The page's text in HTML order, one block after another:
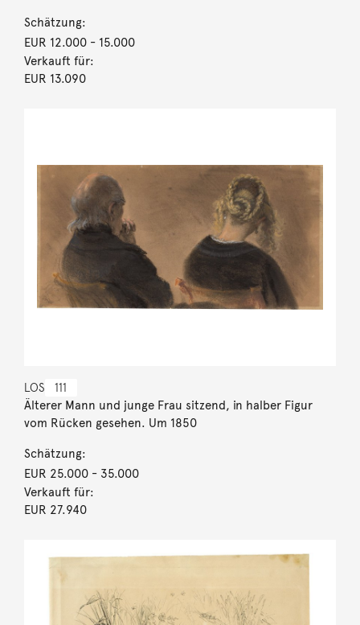
Schätzung:
EUR 12.000- 15.000
Verkauft für:
EUR 13.090
LOS 111
Älterer Mann und junge Frau sitzend, in halber Figur
vom Rücken gesehen. Um 1850
Schätzung:
EUR 25.000- 35.000
Verkauft für:
EUR 27.940